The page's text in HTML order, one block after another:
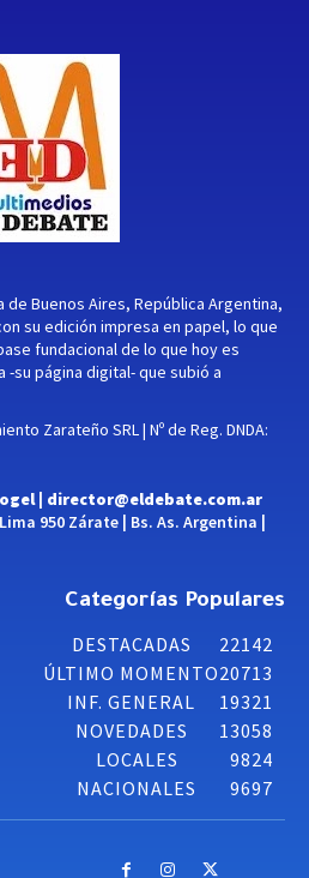
Buenos Aires, República Argentina,
su edición impresa en papel, lo que
fundacional de lo que hoy es
-su página digital- que subió a
Zarateño SRL | Nº de Reg. DNDA:
| director@eldebate.com.ar
950 Zárate | Bs. As. Argentina |
Categorías Populares
DESTACADAS
22142
ÚLTIMO MOMENTO20713
INF. GENERAL
19321
NOVEDADES
13058
LOCALES
9824
NACIONALES
9697